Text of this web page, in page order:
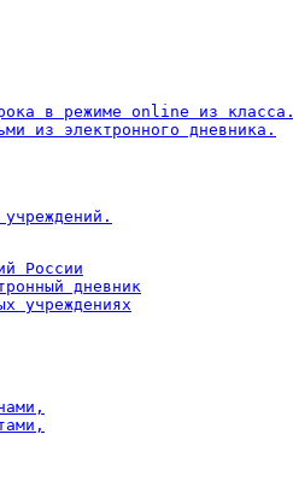
в режиме online из класса.
из электронного дневника.
России
дневник
учреждениях